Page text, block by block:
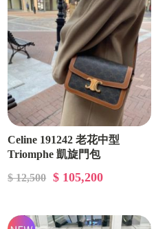
Celine 191242 老花中型
Triomphe 凱旋門包
$ 12,500
$ 105,200